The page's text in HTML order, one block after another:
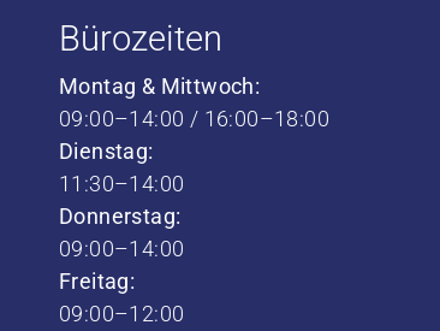
Bürozeiten
Montag & Mittwoch:
09:00–14:00 / 16:00–18:00
Dienstag:
11:30–14:00
Donnerstag:
09:00–14:00
Freitag:
09:00–12:00